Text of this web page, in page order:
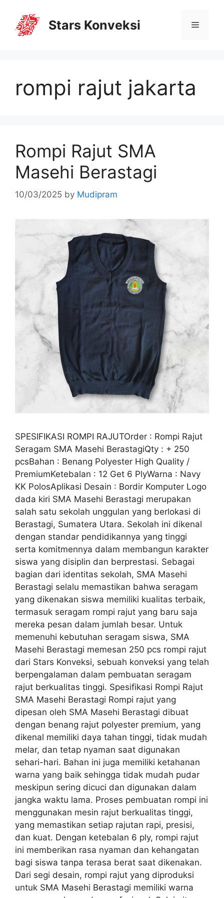
Stars Konveksi
rompi rajut jakarta
Rompi Rajut SMA
Masehi Berastagi
10/03/2025 by Mudipram
SPESIFIKASI ROMPI RAJUTOrder : Rompi Rajut
Seragam SMA Masehi BerastagiQty : + 250
pcsBahan : Benang Polyester High Quality /
PremiumKetebalan : 12 Get 6 PlyWarna : Navy
KK PolosAplikasi Desain : Bordir Komputer Logo
dada kiri SMA Masehi Berastagi merupakan
salah satu sekolah unggulan yang berlokasi di
Berastagi, Sumatera Utara. Sekolah ini dikenal
dengan standar pendidikannya yang tinggi
serta komitmennya dalam membangun karakter
siswa yang disiplin dan berprestasi. Sebagai
bagian dari identitas sekolah, SMA Masehi
Berastagi selalu memastikan bahwa seragam
yang dikenakan siswa memiliki kualitas terbaik,
termasuk seragam rompi rajut yang baru saja
mereka pesan dalam jumlah besar. Untuk
memenuhi kebutuhan seragam siswa, SMA
Masehi Berastagi memesan 250 pcs rompi rajut
dari Stars Konveksi, sebuah konveksi yang telah
berpengalaman dalam pembuatan seragam
rajut berkualitas tinggi. Spesifikasi Rompi Rajut
SMA Masehi Berastagi Rompi rajut yang
dipesan oleh SMA Masehi Berastagi dibuat
dengan benang rajut polyester premium, yang
dikenal memiliki daya tahan tinggi, tidak mudah
melar, dan tetap nyaman saat digunakan
sehari-hari. Bahan ini juga memiliki ketahanan
warna yang baik sehingga tidak mudah pudar
meskipun sering dicuci dan digunakan dalam
jangka waktu lama. Proses pembuatan rompi ini
menggunakan mesin rajut berkualitas tinggi,
yang memastikan setiap rajutan rapi, presisi,
dan kuat. Dengan ketebalan 6 ply, rompi rajut
ini memberikan rasa nyaman dan kehangatan
bagi siswa tanpa terasa berat saat dikenakan.
Dari segi desain, rompi rajut yang diproduksi
untuk SMA Masehi Berastagi memiliki warna